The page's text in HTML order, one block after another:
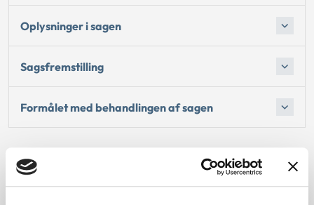
Oplysninger i sagen
Sagsfremstilling
Formålet med behandlingen af sagen
Dato for underskrift